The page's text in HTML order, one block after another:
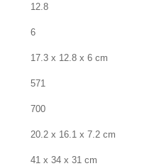
12.8
6
17.3 x 12.8 x 6 cm
571
700
20.2 x 16.1 x 7.2 cm
41 x 34 x 31 cm